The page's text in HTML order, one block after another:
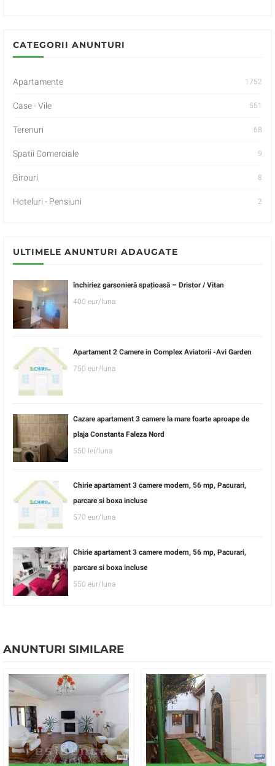
CATEGORII ANUNTURI
Apartamente 1752
Case - Vile 551
Terenuri 68
Spatii Comerciale 9
Birouri 8
Hoteluri - Pensiuni 2
ULTIMELE ANUNTURI ADAUGATE
închiriez garsonieră spațioasă – Dristor / Vitan
400 eur/luna
Apartament 2 Camere in Complex Aviatorii -Avi Garden
750 eur/luna
Cazare apartament 3 camere la mare foarte aproape de
plaja Constanta Faleza Nord
550 lei/luna
Chirie apartament 3 camere modern, 56 mp, Pacurari,
parcare si boxa incluse
570 eur/luna
Chirie apartament 3 camere modern, 56 mp, Pacurari,
parcare si boxa incluse
550 eur/luna
ANUNTURI SIMILARE